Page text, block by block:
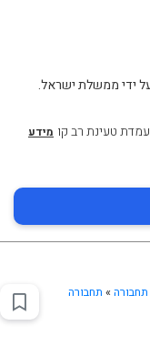
חברת הדלק הישראלית הוקמה בשנת 1951 על ידי ממשלת ישראל.
עמדת טעינת רב קו מידע
תחבורה» תחבורה